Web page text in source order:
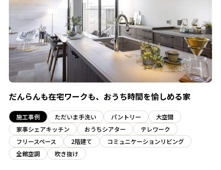
だんらんも在宅ワークも、おうち時間を愉しめる家
施工事例 ただいま手洗い パントリー
大空間
家事シェアキッチン
おうちシアター
テレワーク
フリースペース
2階建て
コミュニケーションリビング
全館空調
吹き抜け